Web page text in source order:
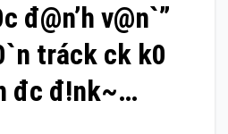
đ@n’h v@n`”
tráck ck k0
đc đ!nk~…